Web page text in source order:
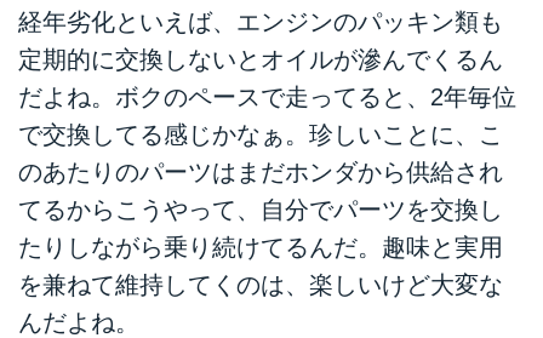
経年劣化といえば、エンジンのパッキン類も
定期的に交換しないとオイルが滲んでくるん
だよね。ボクのペースで走ってると、2年毎位
で交換してる感じかなぁ。珍しいことに、こ
のあたりのパーツはまだホンダから供給され
てるからこうやって、自分でパーツを交換し
たりしながら乗り続けてるんだ。趣味と実用
を兼ねて維持してくのは、楽しいけど大変な
んだよね。